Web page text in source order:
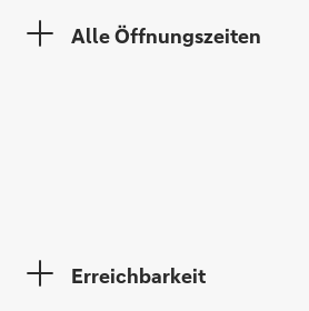
Alle Öffnungszeiten
Erreichbarkeit